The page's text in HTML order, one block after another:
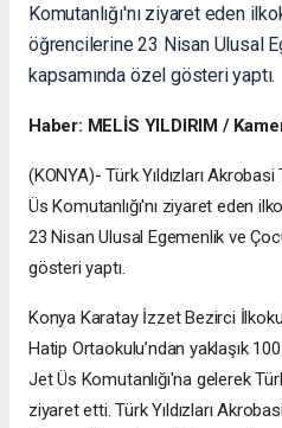
Komutanlığı'nı ziyaret eden
öğrencilerine 23 Nisan Ulusal
kapsamında özel gösteri yaptı.
Haber: MELİS YILDIRIM /
(KONYA)- Türk Yıldızları
Üs Komutanlığı'nı ziyaret eden
23 Nisan Ulusal Egemenlik ve
gösteri yaptı.
Konya Karatay İzzet Bezirci
Hatip Ortaokulu’ndan yaklaşık
Jet Üs Komutanlığı'na gelerek
ziyaret etti. Türk Yıldızları